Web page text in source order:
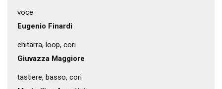
voce
Eugenio Finardi
chitarra, loop, cori
Giuvazza Maggiore
tastiere, basso, cori